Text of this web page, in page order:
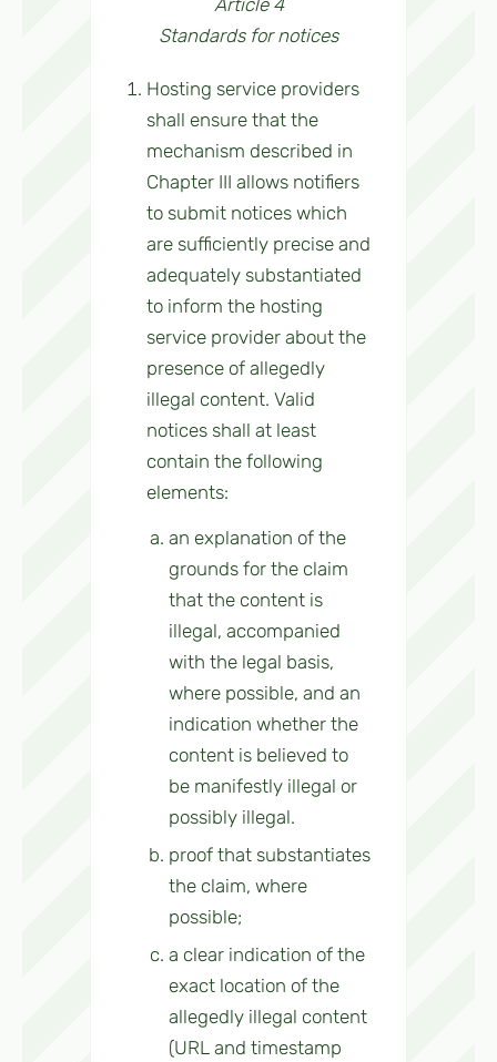
Article 4
Standards for notices
Hosting service providers
shall ensure that the
mechanism described in
Chapter III allows notifiers
to submit notices which
are sufficiently precise and
adequately substantiated
to inform the hosting
service provider about the
presence of allegedly
illegal content. Valid
notices shall at least
contain the following
elements:
an explanation of the
grounds for the claim
that the content is
illegal, accompanied
with the legal basis,
where possible, and an
indication whether the
content is believed to
be manifestly illegal or
possibly illegal.
proof that substantiates
the claim, where
possible;
a clear indication of the
exact location of the
allegedly illegal content
(URL and timestamp